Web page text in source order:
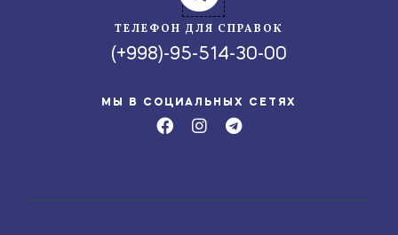
ТЕЛЕФОН ДЛЯ СПРАВОК
(+998)-95-514-30-00
МЫ В СОЦИАЛЬНЫХ СЕТЯХ